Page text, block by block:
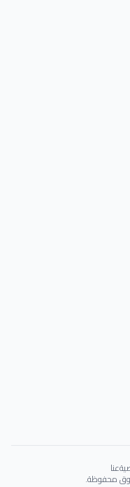
عنا